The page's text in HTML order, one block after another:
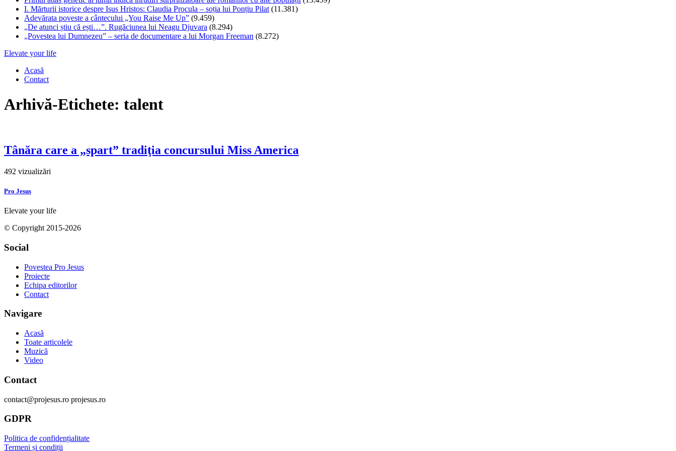
I. Mărturii istorice despre Isus Hristos: Claudia Procula – soția lui Ponțiu Pilat (11.381)
Adevărata poveste a cântecului „You Raise Me Up” (9.459)
„De atunci știu că ești…”. Rugăciunea lui Neagu Djuvara (8.294)
„Povestea lui Dumnezeu” – seria de documentare a lui Morgan Freeman (8.272)
Elevate your life
Acasă
Contact
Arhivă-Etichete: talent
Tânăra care a „spart” tradiţia concursului Miss America
492 vizualizări
Pro Jesus
Elevate your life
© Copyright 2015-2026
Social
Povestea Pro Jesus
Proiecte
Echipa editorilor
Contact
Navigare
Acasă
Toate articolele
Muzică
Video
Contact
contact@projesus.ro projesus.ro
GDPR
Politica de confidențialitate
Termeni și condiții